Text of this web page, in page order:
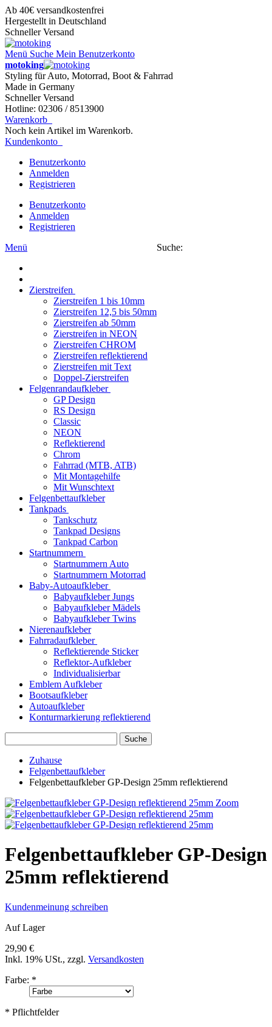
Ab 40€ versandkostenfrei
Hergestellt in Deutschland
Schneller Versand
Menü Suche Mein Benutzerkonto
motoking
Styling für Auto, Motorrad, Boot & Fahrrad
Made in Germany
Schneller Versand
Hotline: 02306 / 8513900
Warenkorb
Noch kein Artikel im Warenkorb.
Kundenkonto
Benutzerkonto
Anmelden
Registrieren
Benutzerkonto
Anmelden
Registrieren
Menü
Zierstreifen
Zierstreifen 1 bis 10mm
Zierstreifen 12,5 bis 50mm
Zierstreifen ab 50mm
Zierstreifen in NEON
Zierstreifen CHROM
Zierstreifen reflektierend
Zierstreifen mit Text
Doppel-Zierstreifen
Felgenrandaufkleber
GP Design
RS Design
Classic
NEON
Reflektierend
Chrom
Fahrrad (MTB, ATB)
Mit Montagehilfe
Mit Wunschtext
Felgenbettaufkleber
Tankpads
Tankschutz
Tankpad Designs
Tankpad Carbon
Startnummern
Startnummern Auto
Startnummern Motorrad
Baby-Autoaufkleber
Babyaufkleber Jungs
Babyaufkleber Mädels
Babyaufkleber Twins
Nierenaufkleber
Fahrradaufkleber
Reflektierende Sticker
Reflektor-Aufkleber
Individualisierbar
Emblem Aufkleber
Bootsaufkleber
Autoaufkleber
Konturmarkierung reflektierend
Suche:
Suche
Zuhause
Felgenbettaufkleber
Felgenbettaufkleber GP-Design 25mm reflektierend
Zoom
Felgenbettaufkleber GP-Design
25mm reflektierend
Kundenmeinung schreiben
Auf Lager
29,90 €
Inkl. 19% USt., zzgl. Versandkosten
Farbe: *
* Pflichtfelder